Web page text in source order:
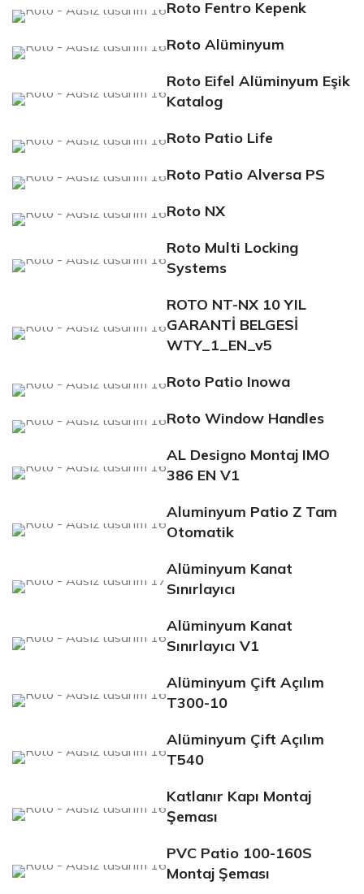
Roto Fentro Kepenk
Roto Alüminyum
Roto Eifel Alüminyum Eşik
Katalog
Roto Patio Life
Roto Patio Alversa PS
Roto NX
Roto Multi Locking
Systems
ROTO NT-NX 10 YIL
GARANTİ BELGESİ
WTY_1_EN_v5
Roto Patio Inowa
Roto Window Handles
AL Designo Montaj IMO
386 EN V1
Aluminyum Patio Z Tam
Otomatik
Alüminyum Kanat
Sınırlayıcı
Alüminyum Kanat
Sınırlayıcı V1
Alüminyum Çift Açılım
T300-10
Alüminyum Çift Açılım
T540
Katlanır Kapı Montaj
Şeması
PVC Patio 100-160S
Montaj Şeması